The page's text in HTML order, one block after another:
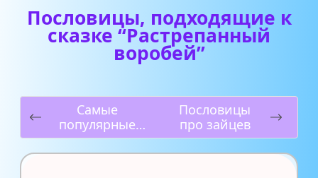
Пословицы, подходящие к
сказке “Растрепанный
воробей”
Самые
популярные
стихи
Пословицы
про зайцев